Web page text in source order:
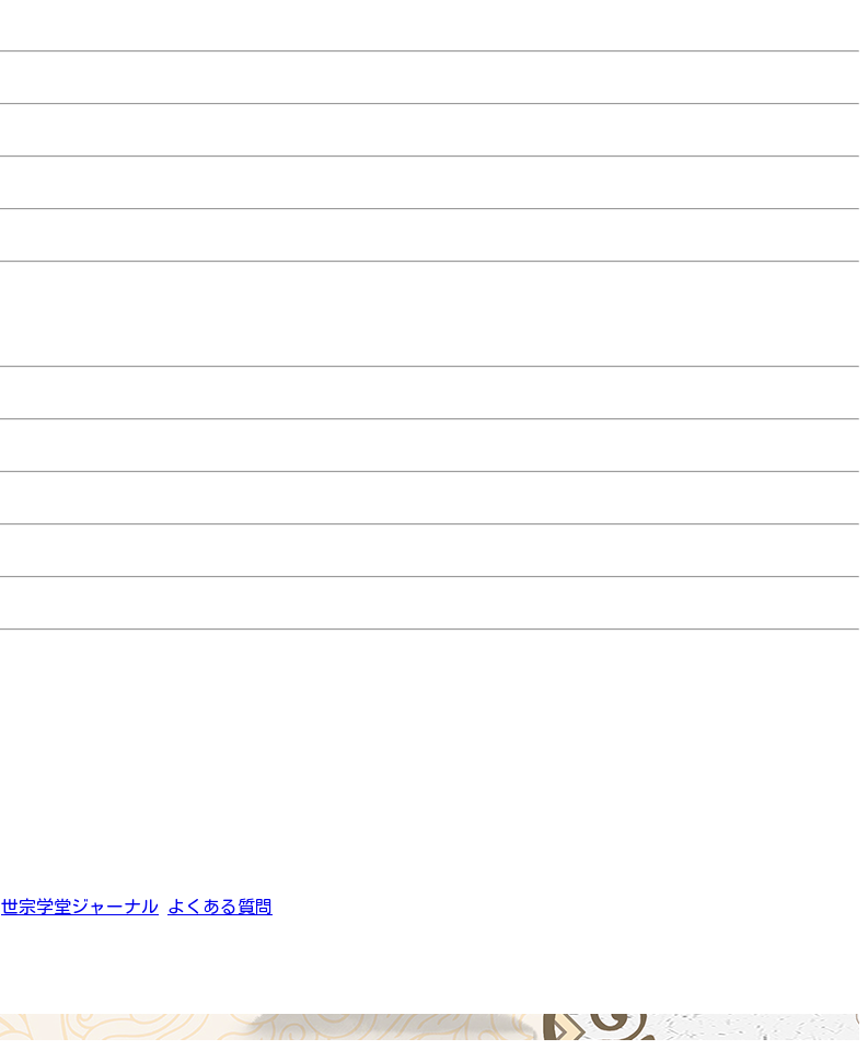
世宗学堂ジャーナル よくある質問